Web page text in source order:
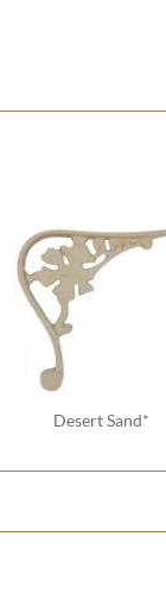
Desert Sand*